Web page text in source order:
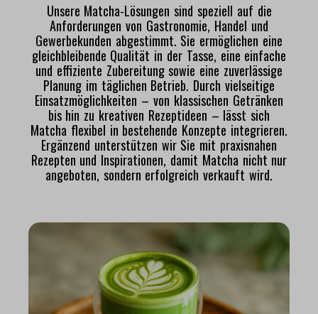
Unsere Matcha-Lösungen sind speziell auf die
Anforderungen von Gastronomie, Handel und
Gewerbekunden abgestimmt. Sie ermöglichen eine
gleichbleibende Qualität in der Tasse, eine einfache
und effiziente Zubereitung sowie eine zuverlässige
Planung im täglichen Betrieb. Durch vielseitige
Einsatzmöglichkeiten – von klassischen Getränken
bis hin zu kreativen Rezeptideen – lässt sich
Matcha flexibel in bestehende Konzepte integrieren.
Ergänzend unterstützen wir Sie mit praxisnahen
Rezepten und Inspirationen, damit Matcha nicht nur
angeboten, sondern erfolgreich verkauft wird.